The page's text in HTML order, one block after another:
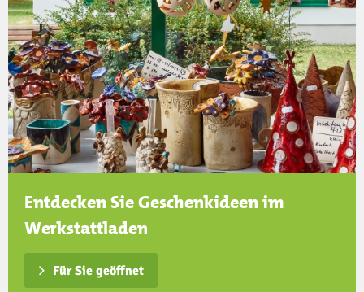
Entdecken Sie Geschenkideen im
Werkstattladen
Für Sie geöffnet